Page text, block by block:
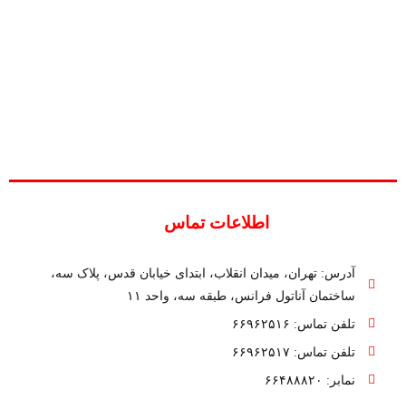
اطلاعات تماس
آدرس: تهران، میدان انقلاب، ابتدای خیابان قدس، پلاک سه،
ساختمان آناتول فرانس، طبقه سه، واحد ۱۱
تلفن تماس: ۶۶۹۶۲۵۱۶
تلفن تماس: ۶۶۹۶۲۵۱۷
نمابر: ۶۶۴۸۸۸۲۰